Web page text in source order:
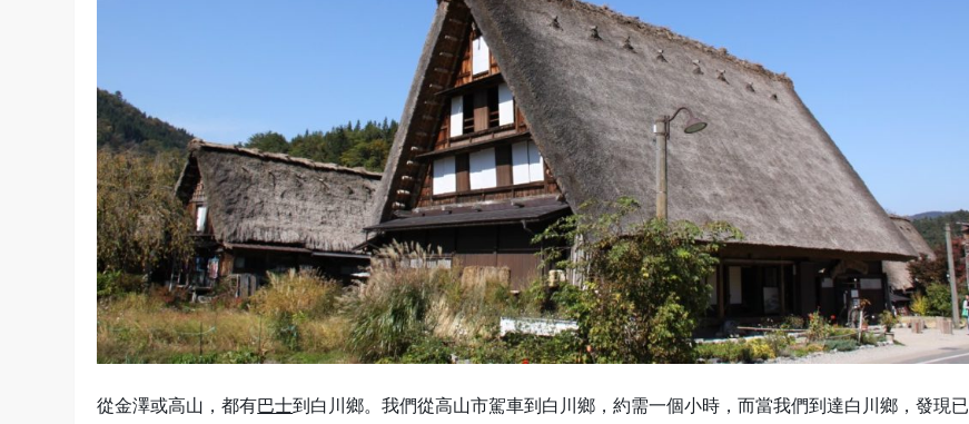
從金澤或高山，都有巴士到白川鄉。我們從高山市駕車到白川鄉，約需一個小時，而當我們到達白川鄉，發現已